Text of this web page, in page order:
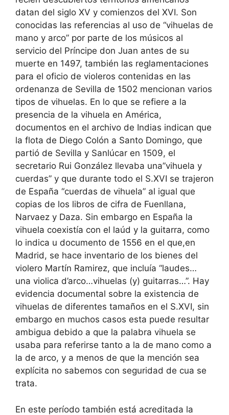
datan del siglo XV y comienzos del XVI. Son
conocidas las referencias al uso de “vihuelas de
mano y arco” por parte de los músicos al
servicio del Príncipe don Juan antes de su
muerte en 1497, también las reglamentaciones
para el oficio de violeros contenidas en las
ordenanza de Sevilla de 1502 mencionan varios
tipos de vihuelas. En lo que se refiere a la
presencia de la vihuela en América,
documentos en el archivo de Indias indican que
la flota de Diego Colón a Santo Domingo, que
partió de Sevilla y Sanlúcar en 1509, el
secretario Rui González llevaba una”vihuela y
cuerdas” y que durante todo el S.XVI se trajeron
de España “cuerdas de vihuela” al igual que
copias de los libros de cifra de Fuenllana,
Narvaez y Daza. Sin embargo en España la
vihuela coexistía con el laúd y la guitarra, como
lo indica u documento de 1556 en el que,en
Madrid, se hace inventario de los bienes del
violero Martín Ramirez, que incluía “laudes…
una violica d’arco…vihuelas (y) guitarras…”. Hay
evidencia documental sobre la existencia de
vihuelas de diferentes tamaños en el S.XVI, sin
embargo en muchos casos esta puede resultar
ambigua debido a que la palabra vihuela se
usaba para referirse tanto a la de mano como a
la de arco, y a menos de que la mención sea
explícita no sabemos con seguridad de cua se
trata.
En este período también está acreditada la